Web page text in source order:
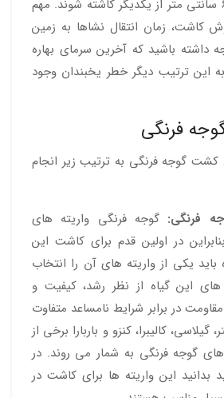
فاصله ای به اندازه 60 سانتی متر از یکدیگر کاشته شوند. مهم
کاشت، زمان انتقال نشاها به زمین
داشته باشید که آخرین سرمای بهاره
این ترتیب دیگر خطر یخبندان وجود
فرنگی
گوجه فرنگی به ترتیب زیر انجام
فرنگی: گوجه فرنگی واریته های
در اولین قدم برای کاشت این
یکی از واریته های آن را انتخاب
های این گیاه از نظر رشد، کیفیت و
در برابر شرایط نامساعد متفاوت
گیلاسی، کالیبرا، کنزو و باربارا برخی از
های گوجه فرنگی به شمار می روند. در
بدانید این واریته ها برای کاشت در